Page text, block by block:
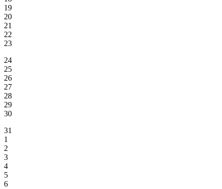
19
20
21
22
23
24
25
26
27
28
29
30
31
1
2
3
4
5
6